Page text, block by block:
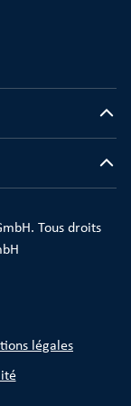
Tous droits
légales